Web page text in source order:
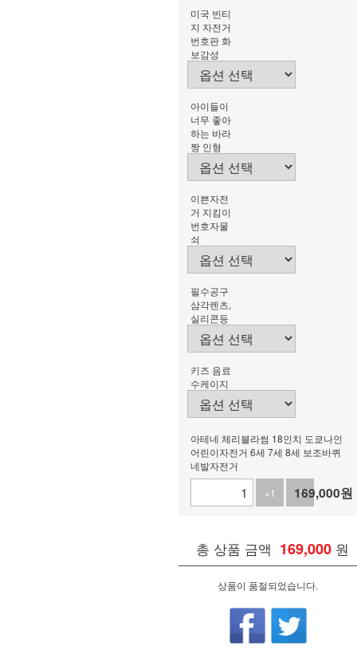
미국 빈티
지 자전거
번호판 화
보감성
아이들이
너무 좋아
하는 바라
짱 인형
이쁜자전
거 지킴이
번호자물
쇠
필수공구
삼각렌츠,
실리콘등
키즈 음료
수케이지
아테네 체리블라썸 18인치 도쿄나인
어린이자전거 6세 7세 8세 보조바퀴
네발자전거
+1
-1
169,000원
총 상품 금액 169,000 원
상품이 품절되었습니다.